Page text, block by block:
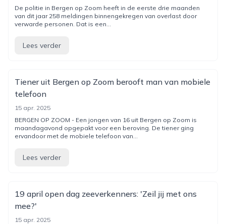
De politie in Bergen op Zoom heeft in de eerste drie maanden
van dit jaar 258 meldingen binnengekregen van overlast door
verwarde personen. Dat is een...
Lees verder
Tiener uit Bergen op Zoom berooft man van mobiele
telefoon
15 apr. 2025
BERGEN OP ZOOM - Een jongen van 16 uit Bergen op Zoom is
maandagavond opgepakt voor een beroving. De tiener ging
ervandoor met de mobiele telefoon van...
Lees verder
19 april open dag zeeverkenners: 'Zeil jij met ons
mee?'
15 apr. 2025